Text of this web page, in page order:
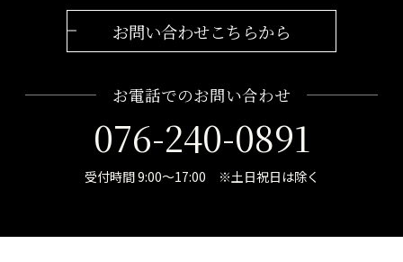
お問い合わせこちらから
お電話でのお問い合わせ
076-240-0891
受付時間 9:00～17:00 ※土日祝日は除く